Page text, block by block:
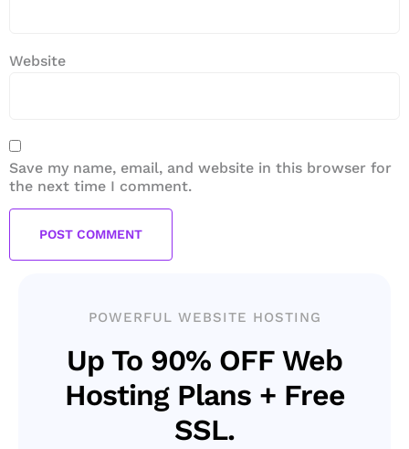
Website
Save my name, email, and website in this browser for
the next time I comment.
POWERFUL WEBSITE HOSTING
Up To 90% OFF Web
Hosting Plans + Free
SSL.